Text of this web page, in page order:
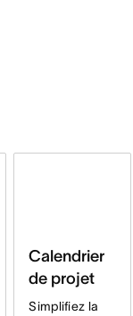
Calendrier
de projet
Simplifiez la